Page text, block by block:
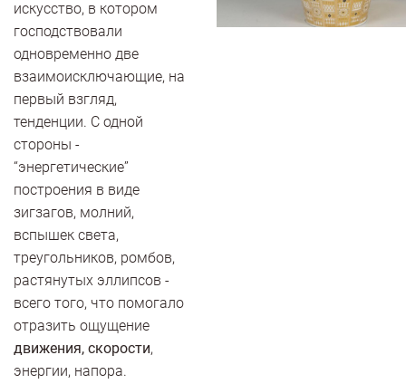
искусство, в котором
господствовали
одновременно две
взаимоисключающие, на
первый взгляд,
тенденции. С одной
стороны -
“энергетические”
построения в виде
зигзагов, молний,
вспышек света,
треугольников, ромбов,
растянутых эллипсов -
всего того, что помогало
отразить ощущение
движения, скорости,
энергии, напора.